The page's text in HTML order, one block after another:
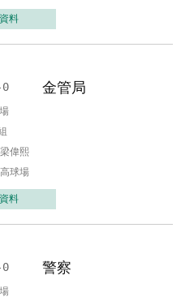
料
金管局
偉熙
球場
料
警察